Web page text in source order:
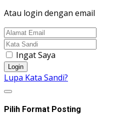
Atau login dengan email
Ingat Saya
Login
Lupa Kata Sandi?
Pilih Format Posting